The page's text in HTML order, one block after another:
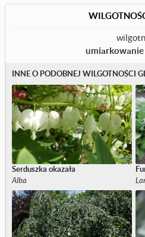
INNE O PODOBNEJ WILGOTNOŚCI
Serduszka okazała
Alba